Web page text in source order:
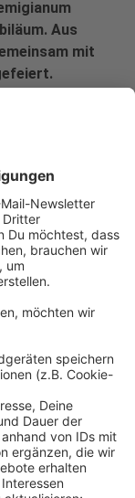
Aus
mit
dazu bei
dauern bis
die
und